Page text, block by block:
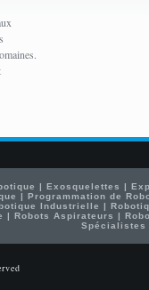
| Exosquelettes |
|Programmation de
Industrielle |
| Robots Aspirateurs |
Spécialistes